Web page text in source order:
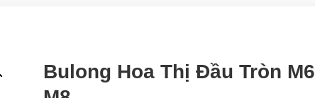
Bulong Hoa Thị Đầu Tròn M6